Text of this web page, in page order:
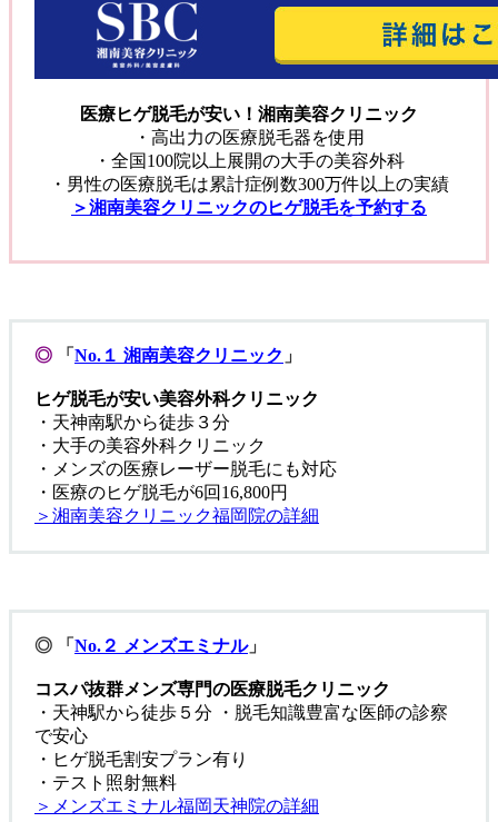
医療ヒゲ脱毛が安い！湘南美容クリニック
・高出力の医療脱毛器を使用
・全国100院以上展開の大手の美容外科
・男性の医療脱毛は累計症例数300万件以上の実績
＞湘南美容クリニックのヒゲ脱毛を予約する
◎ 「 No.１ 湘南美容クリニック 」
ヒゲ脱毛が安い美容外科クリニック
・天神南駅から徒歩３分
・大手の美容外科クリニック
・メンズの医療レーザー脱毛にも対応
・医療のヒゲ脱毛が6回16,800円
＞湘南美容クリニック福岡院の詳細
◎ 「 No.２ メンズエミナル」
コスパ抜群メンズ専門の医療脱毛クリニック
・天神駅から徒歩５分 ・脱毛知識豊富な医師の診察
で安心
・ヒゲ脱毛割安プラン有り
・テスト照射無料
＞メンズエミナル福岡天神院の詳細